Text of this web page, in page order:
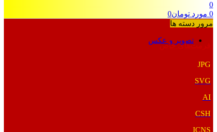
0
0 مورد تومان0
مرور دسته ها
تصویر و عکس
فرمت‌های خاص
JPG
SVG
AI
CSH
ICNS